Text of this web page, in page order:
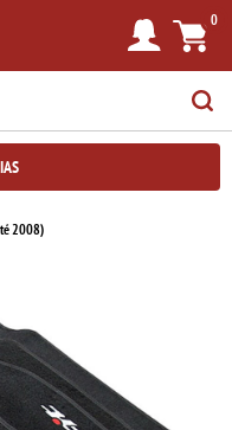
0
2008)